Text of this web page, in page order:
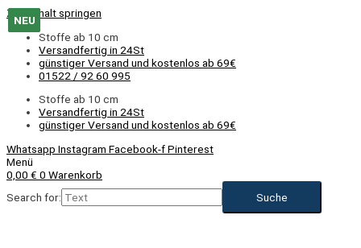
Zum Inhalt springen
Stoffe ab 10 cm
Versandfertig in 24St
günstiger Versand und kostenlos ab 69€
01522 / 92 60 995
Stoffe ab 10 cm
Versandfertig in 24St
günstiger Versand und kostenlos ab 69€
Whatsapp Instagram Facebook-fPinterest
Menü
0,00 € 0 Warenkorb
Search for:
NEU
NEU
NEU
NEU
NEU
NEU